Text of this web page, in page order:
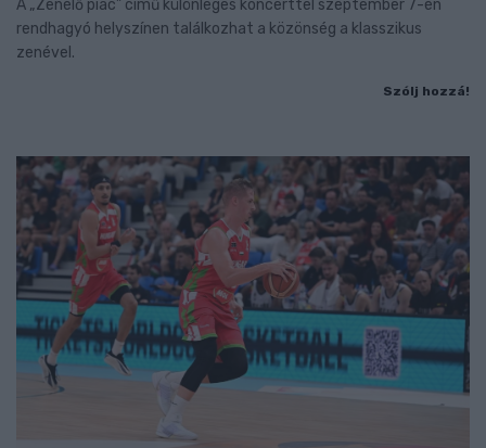
A „Zenélő piac” című különleges koncerttel szeptember 7-én
rendhagyó helyszínen találkozhat a közönség a klasszikus
zenével.
Szólj hozzá!